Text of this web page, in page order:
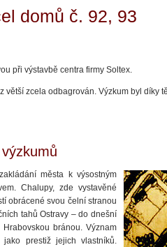
domů č. 92, 93
při výstavbě centra firmy Soltex.
větší zcela odbagrován. Výzkum byl díky
města k výsostným
Chalupy, zde vystavěné
obrácené svou čelní stranou
tahů Ostravy – do dnešní
bránou. Význam
prestiž jejich vlastníků.